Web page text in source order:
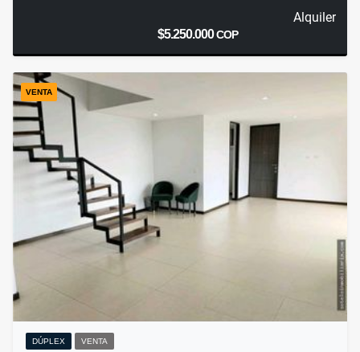
Alquiler
$5.250.000COP
VENTA
DÚPLEX VENTA